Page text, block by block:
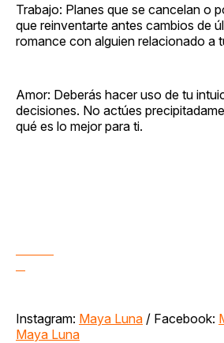
Trabajo: Planes que se cancelan o
que reinventarte antes cambios de
romance con alguien relacionado a
Amor: Deberás hacer uso de tu
decisiones. No actúes
qué es lo mejor para ti.
Instagram: Maya Luna / Facebook:
Maya Luna